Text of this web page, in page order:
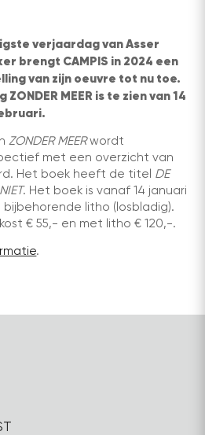
verjaardag van Asser
brengt CAMPIS in 2024 een
van zijn oeuvre tot nu toe.
MEER is te zien van 14
ZONDER MEERwordt
met een overzicht van
Het boek heeft de titel DE
. Het boek is vanaf 14 januari
bijbehorende litho (losbladig).
€ 55,- en met litho € 120,-.
.